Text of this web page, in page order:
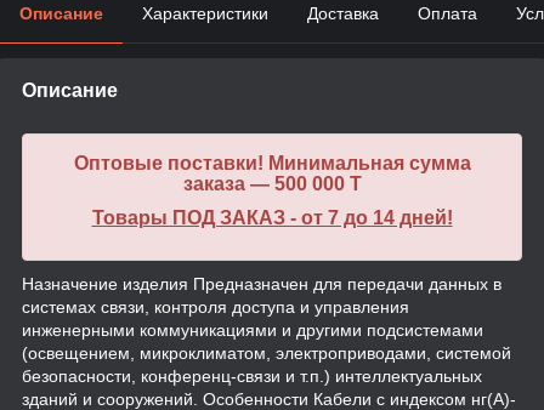
Описание Характеристики Доставка Оплата
Описание
Оптовые поставки! Минимальная сумма
заказа — 500 000 T
Товары ПОД ЗАКАЗ - от 7 до 14 дней!
Назначение изделия Предназначен для передачи данных в
системах связи, контроля доступа и управления
инженерными коммуникациями и другими подсистемами
(освещением, микроклиматом, электроприводами, системой
безопасности, конференц-связи и т.п.) интеллектуальных
зданий и сооружений. Особенности Кабели с индексом нг(А)-